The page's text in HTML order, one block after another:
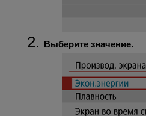
Выберите значение.